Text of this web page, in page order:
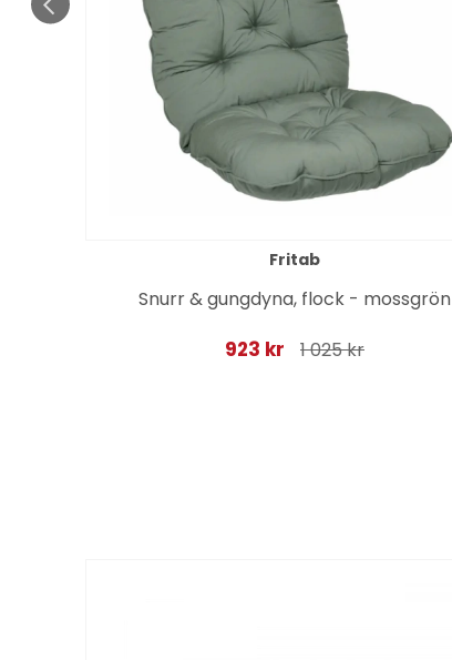
Fritab
Snurr & gungdyna, flock - mossgrön
923 kr 1 025 kr